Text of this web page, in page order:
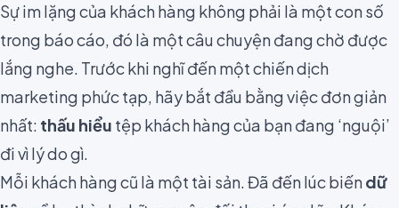
Sự im lặng của khách hàng không phải là một con số
trong báo cáo, đó là một câu chuyện đang chờ được
lắng nghe. Trước khi nghĩ đến một chiến dịch
marketing phức tạp, hãy bắt đầu bằng việc đơn giản
nhất: thấu hiểu tệp khách hàng của bạn đang ‘nguội’
đi vì lý do gì.
Mỗi khách hàng cũ là một tài sản. Đã đến lúc biếndữ